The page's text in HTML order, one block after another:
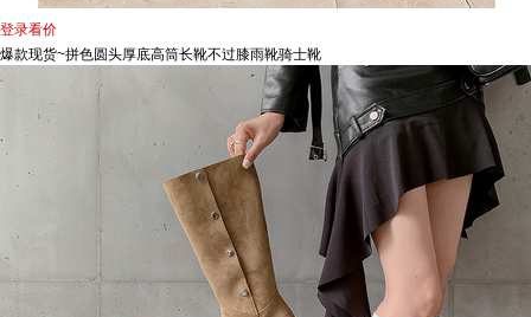
登录看价
爆款现货~拼色圆头厚底高筒长靴不过膝雨靴骑士靴